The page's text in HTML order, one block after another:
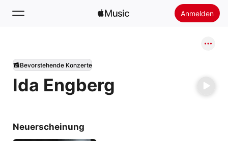
Anmelden
Startseite
Neu
Ida Engberg
Bevorstehende Konzerte
Neuerscheinung